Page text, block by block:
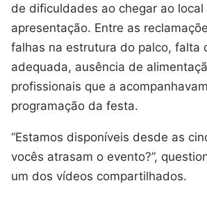
de dificuldades ao chegar ao local
apresentação. Entre as
falhas na estrutura do palco, falta
adequada, ausência de
profissionais que a
programação da festa.
“Estamos disponíveis desde as
vocês atrasam o evento?”,
um dos vídeos compartilhados.